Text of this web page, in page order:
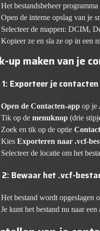
Het bestandsbeheer
Open de interne opslag van je
Selecteer de mappen: DCIM,
Kopieer ze en sla ze op in een
up maken van je
Exporteer je
Open de Contacten-appop je
Tik op de menuknop(drie
Zoek en tik op de optie
Kies Exporteren naar .vcf-
Selecteer de locatie om het
2: Bewaar het .vcf-
Het bestand wordt opgeslagen
Je kunt het bestand nu naar